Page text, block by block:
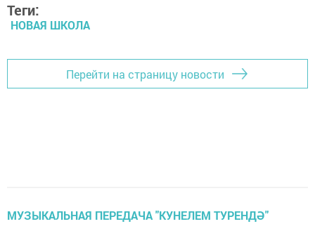
Теги:
НОВАЯ ШКОЛА
Перейти на страницу новости
МУЗЫКАЛЬНАЯ ПЕРЕДАЧА "КУНЕЛЕМ ТУРЕНДӘ"